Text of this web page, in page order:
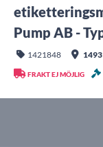
Pump AB -
1421848
FRAKT EJ MÖJLIG